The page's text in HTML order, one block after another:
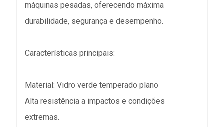
máquinas pesadas, oferecendo máxima
durabilidade, segurança e desempenho.
Características principais:
Material: Vidro verde temperado plano
Alta resistência a impactos e condições
extremas.